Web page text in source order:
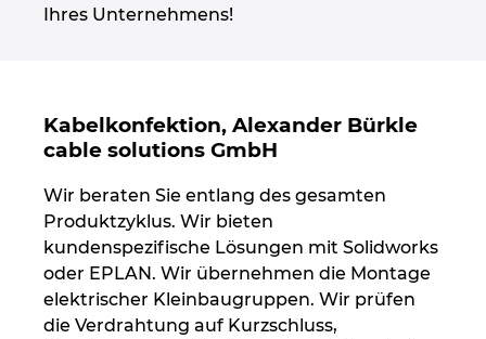
Ihres Unternehmens!
Kabelkonfektion, Alexander Bürkle
cable solutions GmbH
Wir beraten Sie entlang des gesamten
Produktzyklus. Wir bieten
kundenspezifische Lösungen mit Solidworks
oder EPLAN. Wir übernehmen die Montage
elektrischer Kleinbaugruppen. Wir prüfen
die Verdrahtung auf Kurzschluss,